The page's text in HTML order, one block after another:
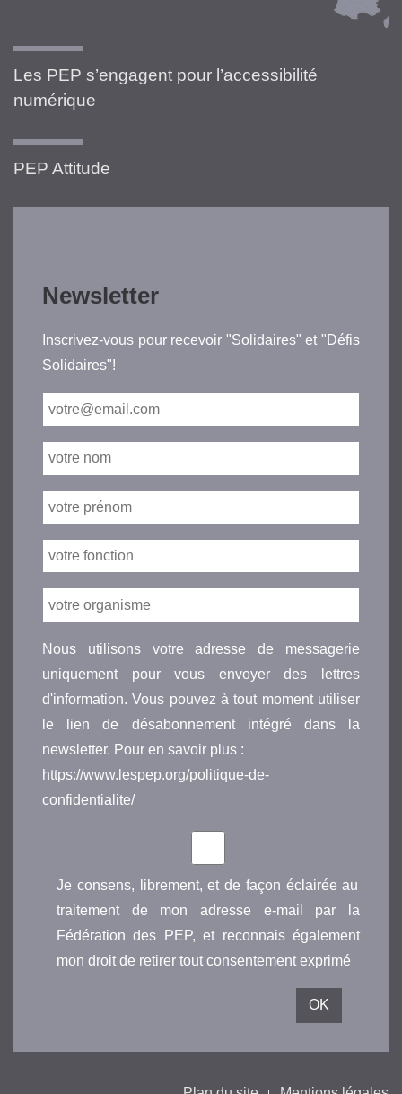
Les PEP s’engagent pour l’accessibilité
numérique
PEP Attitude
Newsletter
Inscrivez-vous pour recevoir "Solidaires" et "Défis
Solidaires"!
Nous utilisons votre adresse de messagerie
uniquement pour vous envoyer des lettres
d'information. Vous pouvez à tout moment utiliser
le lien de désabonnement intégré dans la
newsletter. Pour en savoir plus :
https://www.lespep.org/politique-de-
confidentialite/
Je consens, librement, et de façon éclairée au
traitement de mon adresse e-mail par la
Fédération des PEP, et reconnais également
mon droit de retirer tout consentement exprimé